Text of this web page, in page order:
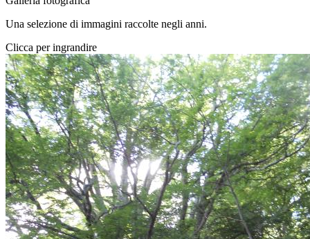
Una selezione di immagini raccolte negli anni.
Clicca per ingrandire